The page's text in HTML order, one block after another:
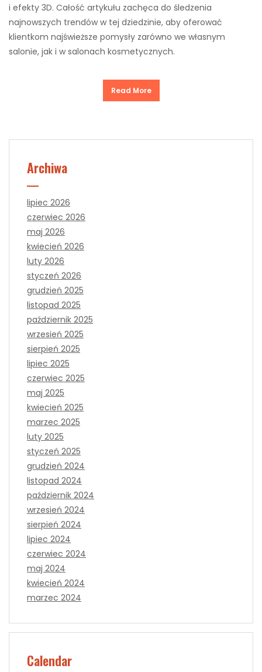
i efekty 3D. Całość artykułu zachęca do śledzenia
najnowszych trendów w tej dziedzinie, aby oferować
klientkom najświeższe pomysły zarówno we własnym
salonie, jak i w salonach kosmetycznych.
Read More
Archiwa
lipiec 2026
czerwiec 2026
maj 2026
kwiecień 2026
luty 2026
styczeń 2026
grudzień 2025
listopad 2025
październik 2025
wrzesień 2025
sierpień 2025
lipiec 2025
czerwiec 2025
maj 2025
kwiecień 2025
marzec 2025
luty 2025
styczeń 2025
grudzień 2024
listopad 2024
październik 2024
wrzesień 2024
sierpień 2024
lipiec 2024
czerwiec 2024
maj 2024
kwiecień 2024
marzec 2024
Calendar